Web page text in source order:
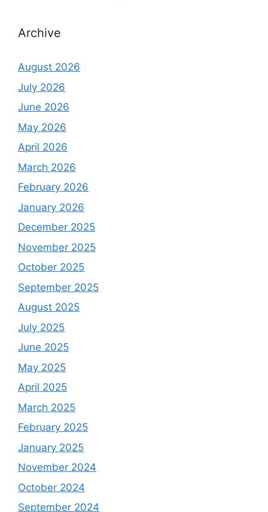
Archive
August 2026
July 2026
June 2026
May 2026
April 2026
March 2026
February 2026
January 2026
December 2025
November 2025
October 2025
September 2025
August 2025
July 2025
June 2025
May 2025
April 2025
March 2025
February 2025
January 2025
November 2024
October 2024
September 2024